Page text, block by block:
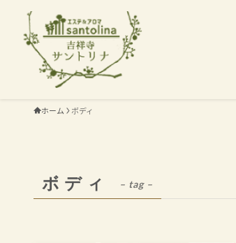
ホーム ボディ
ボディ – tag –